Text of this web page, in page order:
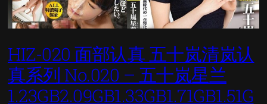
HIZ-020 面部认真 五十岚清岚认
真系列 No.020 – 五十岚星兰
1.23GB2.09GB1.33GB1.71GB1.51G